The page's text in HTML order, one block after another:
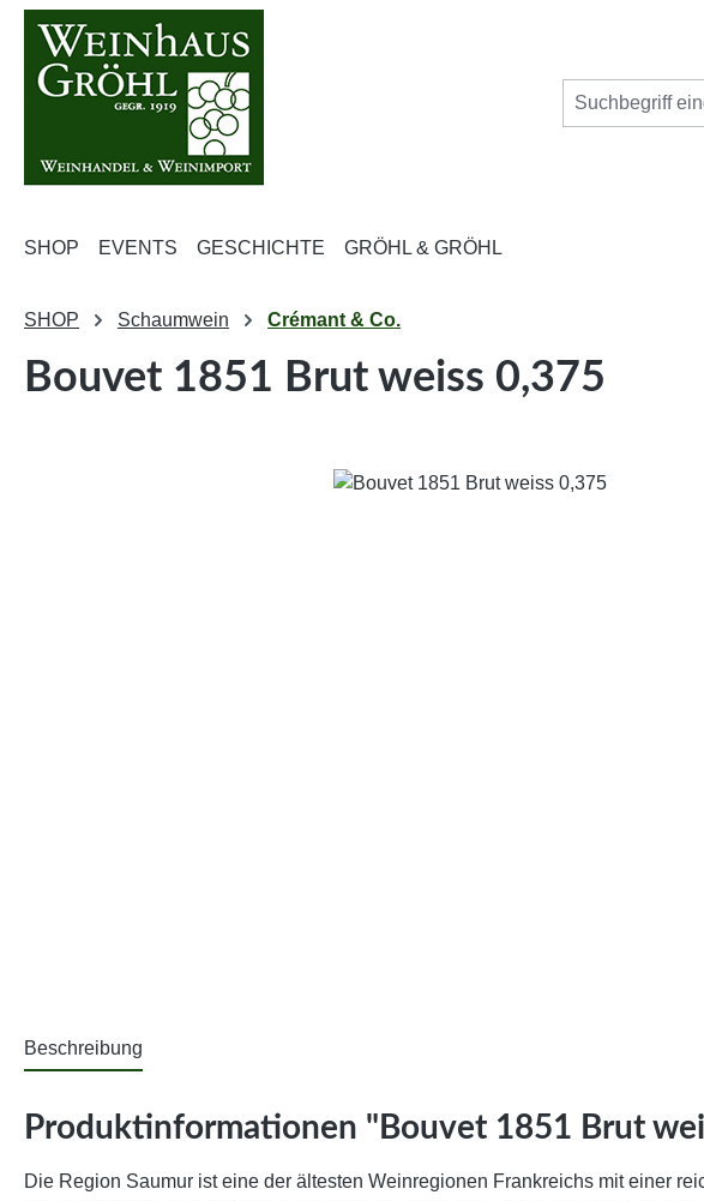
Hauptinhalt springen
Zur Suche springen
Zur Hauptnavigation springen
SHOP EVENTS GESCHICHTE GRÖHL & GRÖHL
SHOP Schaumwein Crémant & Co.
Bouvet 1851 Brut weiss 0,375
Beschreibung
Produktinformationen "Bouvet 1851 Brut
Die Region Saumur ist eine der ältesten Weinregionen Frankreichs mit einer